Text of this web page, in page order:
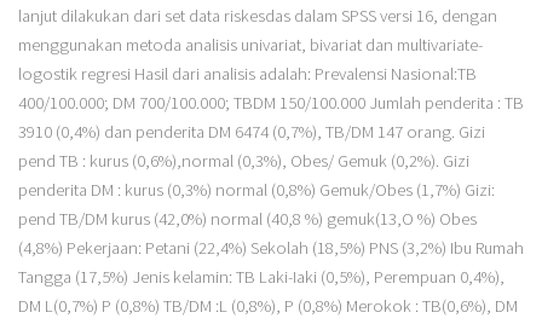
lanjut dilakukan dari set data riskesdas dalam SPSS versi 16, dengan
menggunakan metoda analisis univariat, bivariat dan multivariate-
logostik regresi Hasil dari analisis adalah: Prevalensi Nasional:TB
400/100.000; DM 700/100.000; TBDM 150/100.000 Jumlah penderita : TB
3910 (0,4%) dan penderita DM 6474 (0,7%), TB/DM 147 orang. Gizi
pend TB : kurus (0,6%),normal (0,3%), Obes/ Gemuk (0,2%). Gizi
penderita DM : kurus (0,3%) normal (0,8%) Gemuk/Obes (1,7%) Gizi:
pend TB/DM kurus (42,0%) normal (40,8 %) gemuk(13,O %) Obes
(4,8%) Pekerjaan: Petani (22,4%) Sekolah (18,5%) PNS (3,2%) Ibu Rumah
Tangga (17,5%) Jenis kelamin: TB Laki-Iaki (0,5%), Perempuan 0,4%),
DM L(0,7%) P (0,8%) TB/DM :L (0,8%), P (0,8%) Merokok : TB(0,6%), DM